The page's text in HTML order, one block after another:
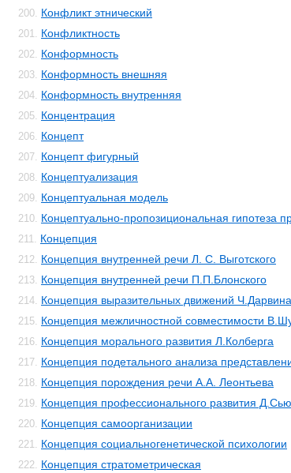
200. Конфликт этнический
201. Конфликтность
202. Конформность
203. Конформность внешняя
204. Конформность внутренняя
205. Концентрация
206. Концепт
207. Концепт фигурный
208. Концептуализация
209. Концептуальная модель
210. Концептуально-пропозициональная гипотеза
211. Концепция
212. Концепция внутренней речи Л. С. Выготского
213. Концепция внутренней речи П.П.Блонского
214. Концепция выразительных движений Ч.Дарвина
215. Концепция межличностной совместимости
216. Концепция морального развития Л.Колберга
217. Концепция подетального анализа
218. Концепция порождения речи А.А. Леонтьева
219. Концепция профессионального развития
220. Концепция самоорганизации
221. Концепция социальногенетической психологии
222. Концепция стратометрическая